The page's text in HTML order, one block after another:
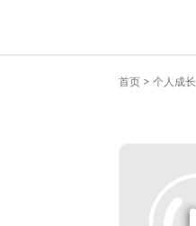
首页 > 个人成长